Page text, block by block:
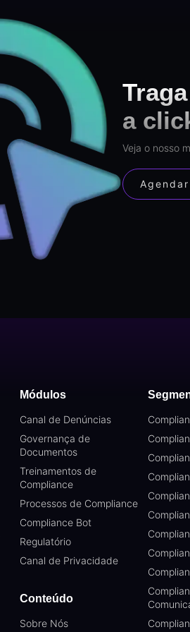
a
Veja o nosso
Módulos
Canal de Denúncias
Governança de
Documentos
Treinamentos de
Compliance
Processos de Compliance
Compliance Bot
Regulatório
Canal de Privacidade
Conteúdo
Sobre Nós